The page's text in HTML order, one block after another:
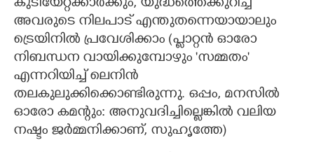
കുടിയേറ്റക്കാർക്കും,​ യുദ്ധത്തെക്കുറിച്ച്
അവരുടെ നിലപാട് എന്തുതന്നെയായാലും
ട്രെയിനിൽ പ്രവേശിക്കാം (പ്ളാറ്റൻ ഓരോ
നിബന്ധന വായിക്കുമ്പോഴും 'സമ്മതം"
എന്നറിയിച്ച് ലെനിൻ
തലകുലുക്കിക്കൊണ്ടിരുന്നു. ഒപ്പം,​ മനസിൽ
ഓരോ കമന്റും: അനുവദിച്ചില്ലെങ്കിൽ വലിയ
നഷ്ടം ജർമ്മനിക്കാണ്,​ സുഹൃത്തേ)​